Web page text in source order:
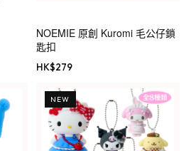
NOEMIE 原創 Kuromi 毛公仔鎖
匙扣
HK$279
NEW